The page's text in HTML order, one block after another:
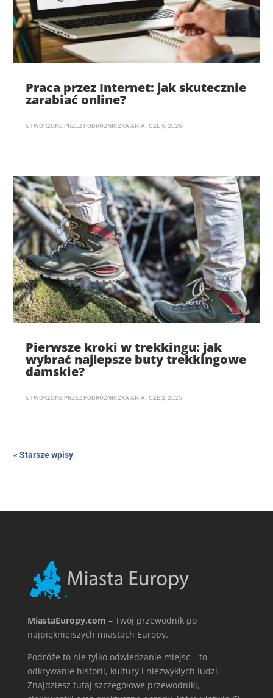
Praca przez Internet: jak skutecznie
zarabiać online?
UTWORZONE PRZEZ PODRÓŻNICZKA ANIA |CZE 5, 2025
Pierwsze kroki w trekkingu: jak
wybrać najlepsze buty trekkingowe
damskie?
UTWORZONE PRZEZ PODRÓŻNICZKA ANIA |CZE 2, 2025
« Starsze wpisy
MiastaEuropy.com – Twój przewodnik po
najpiękniejszych miastach Europy.
Podróże to nie tylko odwiedzanie miejsc – to
odkrywanie historii, kultury i niezwykłych ludzi.
Znajdziesz tutaj szczegółowe przewodniki,